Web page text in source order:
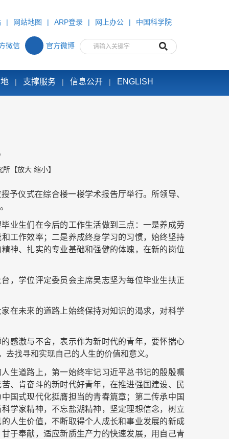
| 网站地图 | ARP登录 | 网上办公 | 中国科学院
微信 官方微博
| 支撑服务 | 信息公开 | ENGLISH
所 【放大 缩小】
予仪式在综合楼一楼学术报告厅举行。所领导、
业生们在今后的工作生活做到三点：一是养成劳
工作效率；二是养成终身学习的习惯，始终坚持
神、扎实的专业基础和强健的体魄，在新的岗位
，学位评定委员会主席吴志坚为每位毕业生扶正
在未来的道路上始终保持对知识的渴求，对科学
感激与不舍，表示作为新时代的青年，要怀揣心
找寻和实现自己的人生的价值和意义。
生道路上，第一始终牢记习近平总书记的殷殷嘱
、肯奋斗的新时代好青年，在推进强国建设、民
国式现代化挺膺担当的青春篇章；第二传承中国
学家精神，不忘盐湖精神，坚定理想信念，树立
人生价值，不断取得个人成长和事业发展的新成
于奉献，适应新质生产力的快速发展，用自己青